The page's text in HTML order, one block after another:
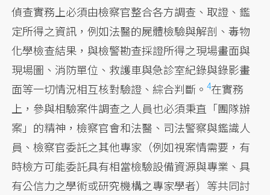
偵查實務上必須由檢察官整合各方調查、取證、鑑
定所得之資訊，例如法醫的屍體檢驗與解剖、毒物
化學檢查結果，與檢警勘查採證所得之現場畫面與
現場圖、消防單位、救護車與急診室紀錄與錄影畫
面等一切情況相互核對驗證、綜合判斷。4在實務
上，參與相驗案件調查之人員也必須秉直「團隊辦
案」的精神，檢察官會和法醫、司法警察與鑑識人
員、檢察官委託之其他專家（例如視案情需要，有
時檢方可能委託具有相當檢驗設備資源與專業、具
有公信力之學術或研究機構之專家學者）等共同討